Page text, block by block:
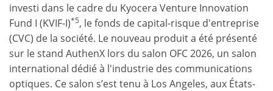
investi dans le cadre du Kyocera Venture Innovation
Fund I (KVIF-I)*5, le fonds de capital-risque d'entreprise
(CVC) de la société. Le nouveau produit a été présenté
sur le stand AuthenX lors du salon OFC 2026, un salon
international dédié à l'industrie des communications
optiques. Ce salon s’est tenu à Los Angeles, aux États-